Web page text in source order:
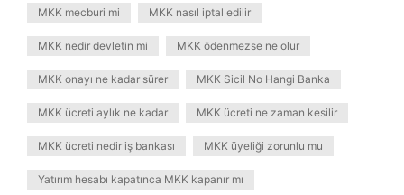
MKK mecburi mi MKK nasıl iptal edilir
MKK nedir devletin mi MKK ödenmezse ne olur
MKK onayı ne kadar sürer MKK Sicil No Hangi Banka
MKK ücreti aylık ne kadar MKK ücreti ne zaman kesilir
MKK ücreti nedir iş bankası MKK üyeliği zorunlu mu
Yatırım hesabı kapatınca MKK kapanır mı